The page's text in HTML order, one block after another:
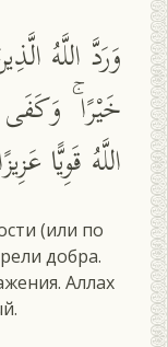
وَرَدَّ اللَّهُ
خَيْرًا ۚ وَكَفَى
اللَّهُ قَوِيًّا عَزِيزًا
(или по
добра.
Аллах